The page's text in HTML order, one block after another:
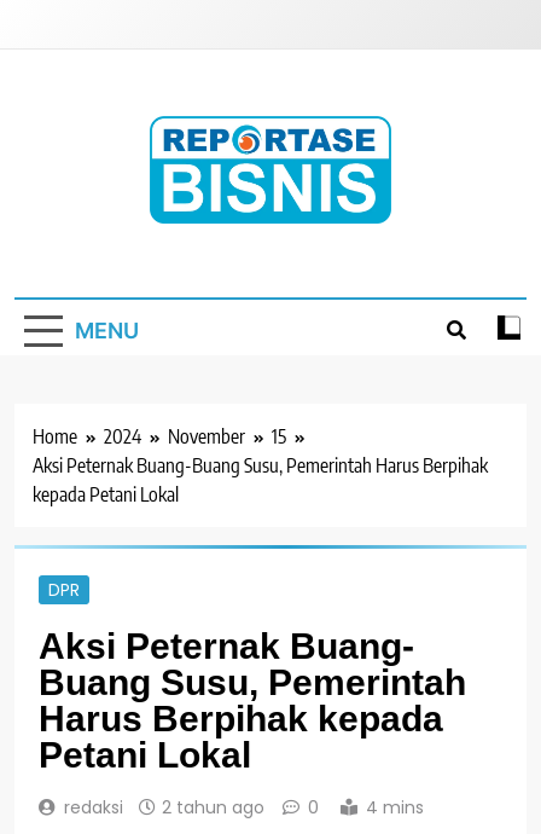
MENU
Home 2024 November
15
Aksi Peternak Buang-Buang Susu, Pemerintah Harus Berpihak
kepada Petani Lokal
DPR
Aksi Peternak Buang-
Buang Susu, Pemerintah
Harus Berpihak kepada
Petani Lokal
redaksi 2 tahun ago 0 4 mins